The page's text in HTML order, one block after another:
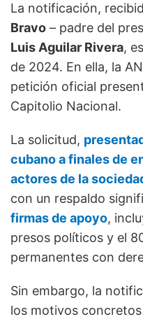
La notificación,
Bravo – padre del
Luis Aguilar Rivera,
de 2024. En ella, la
petición oficial
Capitolio Nacional.
La solicitud,
cubano a finales de
actores de la
con un respaldo
firmas de apoyo,
presos políticos y el
permanentes con
Sin embargo, la
los motivos